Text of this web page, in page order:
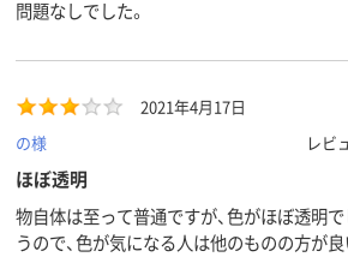
問題なしでした。
2021年4月17日
の様
レビ
ほぼ透明
物自体は至って普通ですが、色がほぼ透明
うので、色が気になる人は他のものの方が良